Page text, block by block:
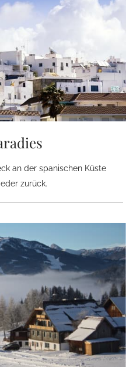
an der spanischen Küste
zurück.